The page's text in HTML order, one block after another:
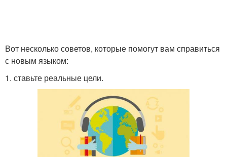
Вот несколько советов, которые помогут вам справиться
с новым языком:
1. ставьте реальные цели.